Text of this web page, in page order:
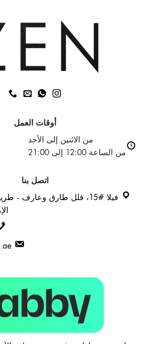
أوقات العمل
من الاثنين إلى الأحد
من الساعة 12:00 إلى 21:00
اتصل بنا
فيلا #15، فلل طارق وعارف -